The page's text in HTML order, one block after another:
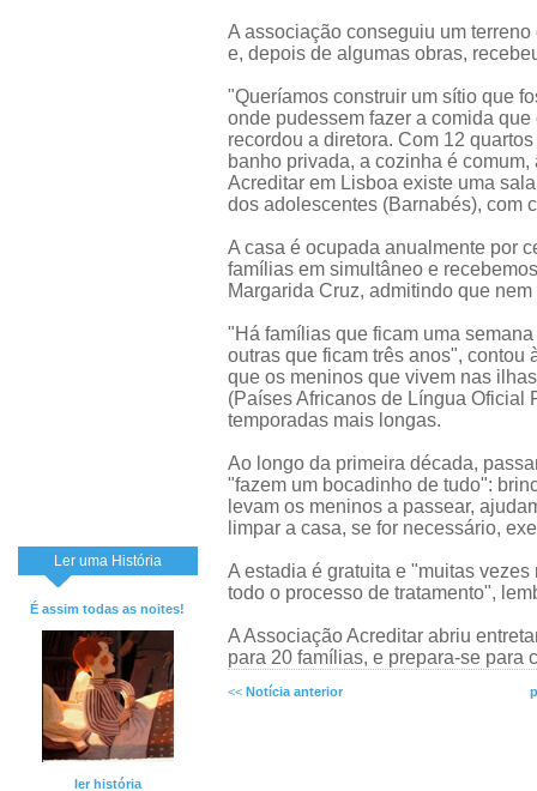
Ler uma História
É assim todas as noites!
ler história
A associação conseguiu um
e, depois de algumas obras,
"Queríamos construir um sítio que
onde pudessem fazer a comida
recordou a diretora. Com 12
banho privada, a cozinha é
Acreditar em Lisboa existe uma
dos adolescentes (Barnabés), com
A casa é ocupada anualmente por
famílias em simultâneo e
Margarida Cruz, admitindo que
"Há famílias que ficam uma
outras que ficam três anos", contou
que os meninos que vivem nas
(Países Africanos de Língua Oficial
temporadas mais longas.
Ao longo da primeira década,
"fazem um bocadinho de tudo":
levam os meninos a passear,
limpar a casa, se for necessário,
A estadia é gratuita e "muitas
todo o processo de tratamento",
A Associação Acreditar abriu
para 20 famílias, e prepara-se para
<< Notícia anterior